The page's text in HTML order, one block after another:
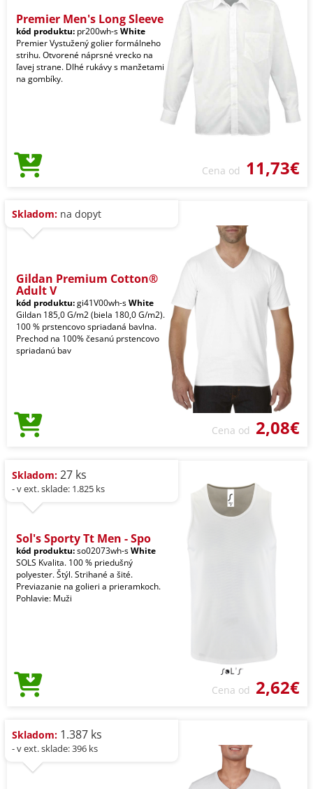
Premier Men's Long Sleeve
kód produktu: pr200wh-sWhite
Premier Vystužený golier formálneho
strihu. Otvorené náprsné vrecko na
ľavej strane. Dlhé rukávy s manžetami
na gombíky.
Cena od 11,73€
Skladom: na dopyt
Gildan Premium Cotton®
Adult V
kód produktu:gi41V00wh-sWhite
Gildan 185,0 G/m2 (biela 180,0 G/m2).
100 % prstencovo spriadaná bavlna.
Prechod na 100% česanú prstencovo
spriadanú bav
Cena od 2,08€
Skladom: 27 ks
- v ext. sklade: 1.825 ks
Sol's Sporty Tt Men - Spo
kód produktu:so02073wh-sWhite
SOLS Kvalita. 100 % priedušný
polyester. Štýl. Strihané a šité.
Previazanie na golieri a prieramkoch.
Pohlavie: Muži
Cena od 2,62€
Skladom: 1.387 ks
- v ext. sklade: 396 ks